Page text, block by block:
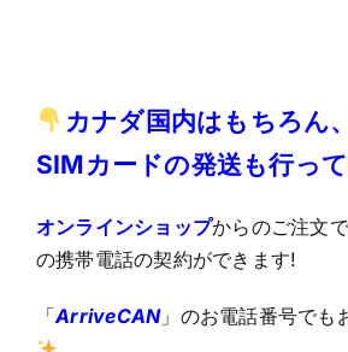
カナダ国内はもちろん
SIMカードの発送も行っ
オンラインショップからのご注文
の携帯電話の契約ができます!
「ArriveCAN」のお電話番号でも